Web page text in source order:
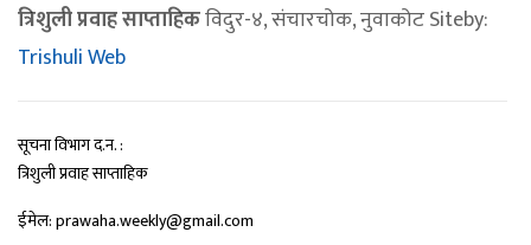
त्रिशुली प्रवाह साप्ताहिकविदुर-४, संचारचोक, नुवाकोट Siteby:
Trishuli Web
सूचना विभाग द.न. :
त्रिशुली प्रवाह साप्ताहिक
ईमेल: prawaha.weekly@gmail.com